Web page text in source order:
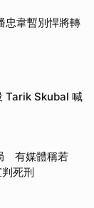
忠韋暫別悍將轉
Tarik Skubal 喊
有媒體稱若
死刑